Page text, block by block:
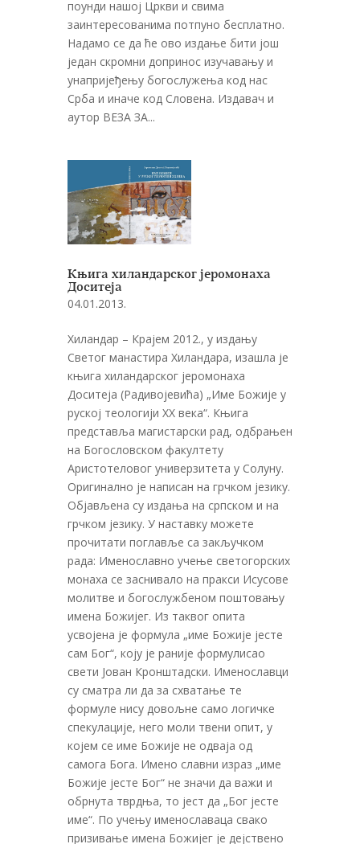
поунди нашој Цркви и свима
заинтересованима потпуно бесплатно.
Надамо се да ће ово издање бити још
један скромни допринос изучавању и
унапријеђењу богослужења код нас
Срба и иначе код Словена. Издавач и
аутор ВЕЗА ЗА...
Књига хиландарског јеромонаха
Доситеја
04.01.2013.
Хиландар – Крајем 2012., у издању
Светог манастира Хиландара, изашла је
књига хиландарског јеромонаха
Доситеја (Радивојевића) „Име Божије у
руској теологији XX века“. Књига
представља магистарски рад, одбрањен
на Богословском факултету
Аристотеловог универзитета у Солуну.
Оригинално је написан на грчком језику.
Објављена су издања на српском и на
грчком језику. У наставку можете
прочитати поглавље са закључком
рада: Именославно учење светогорских
монаха се заснивало на пракси Исусове
молитве и богослужбеном поштовању
имена Божијег. Из таквог опита
усвојена је формула „име Божије јесте
сам Бог“, коју је раније формулисао
свети Јован Кронштадски. Именославци
су сматра ли да за схватање те
формуле нису довољне само логичке
спекулације, него моли твени опит, у
којем се име Божије не одваја од
самога Бога. Имено славни израз „име
Божије јесте Бог“ не значи да важи и
обрнута тврдња, то јест да „Бог јесте
име“. По учењу именославаца свако
призивање имена Божијег је дејствено